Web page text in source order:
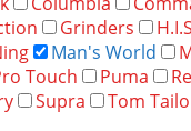
Grinders H.I.S
Man's World
Touch Puma
Supra Tom